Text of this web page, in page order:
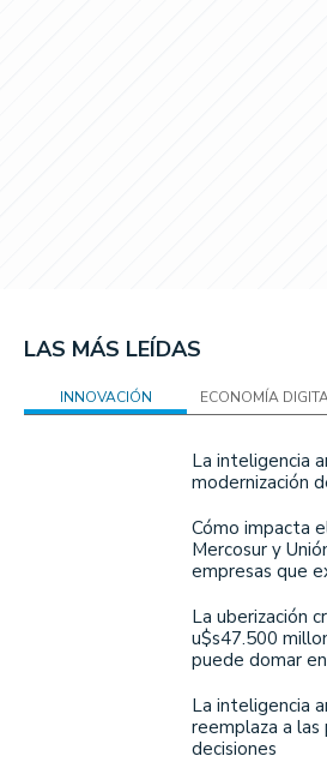
LAS MÁS LEÍDAS
INNOVACIÓN ECONOMÍA
La inteligencia
modernización
Cómo impacta
Mercosur y
empresas que
La uberización
u$s47.500
puede domar
La inteligencia
reemplaza a las
decisiones